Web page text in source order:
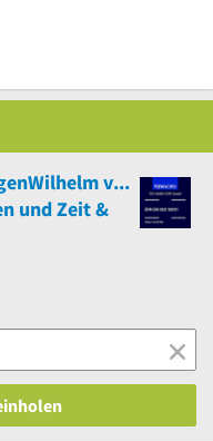
Bestattungen und ÜberführungenWilhelm von der Heydt GmbH
und Zeit &